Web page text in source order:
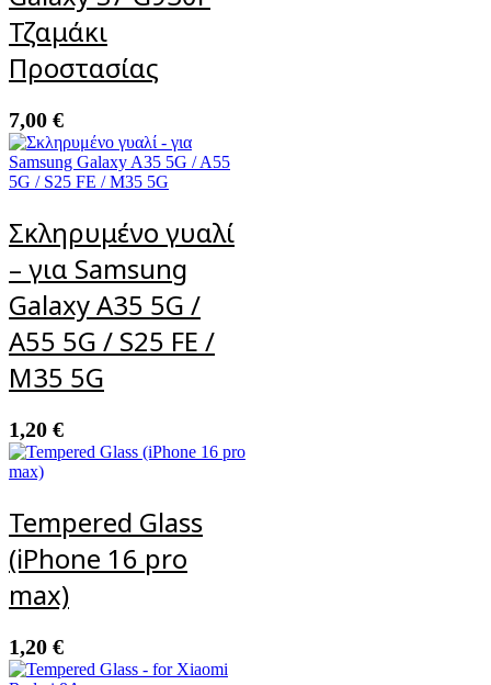
Τζαμάκι
Προστασίας
7,00 €
Σκληρυμένο γυαλί
– για Samsung
Galaxy A35 5G /
A55 5G / S25 FE /
M35 5G
1,20 €
Tempered Glass
(iPhone 16 pro
max)
1,20 €